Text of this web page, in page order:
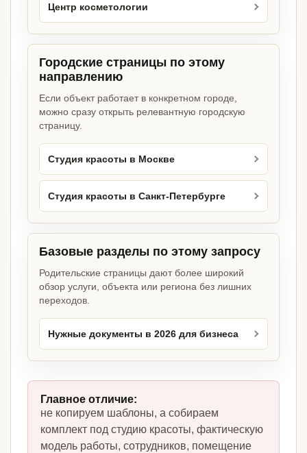
Центр косметологии
Городские страницы по этому
направлению
Если объект работает в конкретном городе,
можно сразу открыть релевантную городскую
страницу.
Студия красоты в Москве
Студия красоты в Санкт-Петербурге
Базовые разделы по этому запросу
Родительские страницы дают более широкий
обзор услуги, объекта или региона без лишних
переходов.
Нужные документы в 2026 для бизнеса
Главное отличие:
не копируем шаблоны, а собираем
комплект под студию красоты, фактическую
модель работы, сотрудников, помещение